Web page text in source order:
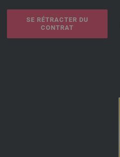
SE RÉTRACTER DU
CONTRAT